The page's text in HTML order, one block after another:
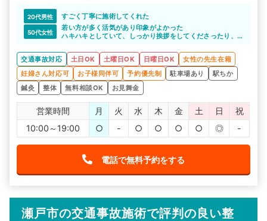
20代男性 すごく丁寧に施術してくれた
50代女性
若い方が多く活気があり印象がよかった
ハキハキとしていて、しっかり挨拶をしてくださったり、
交通事故対応
土日OK 土曜日OK 日曜日OK
女性の先生在籍
妊婦さん対応可
お子様同伴可 予約優先制 駐車場あり
駅ちか
鍼灸
整体 無料相談OK お見舞金
営業時間 月 火 水 木 金 土 日
祝
10:00～19:00
○ - ○ ○ ○ ○ ◎ -
電話で無料予約をする
瀬戸市の交通事故施術で評判の良い整